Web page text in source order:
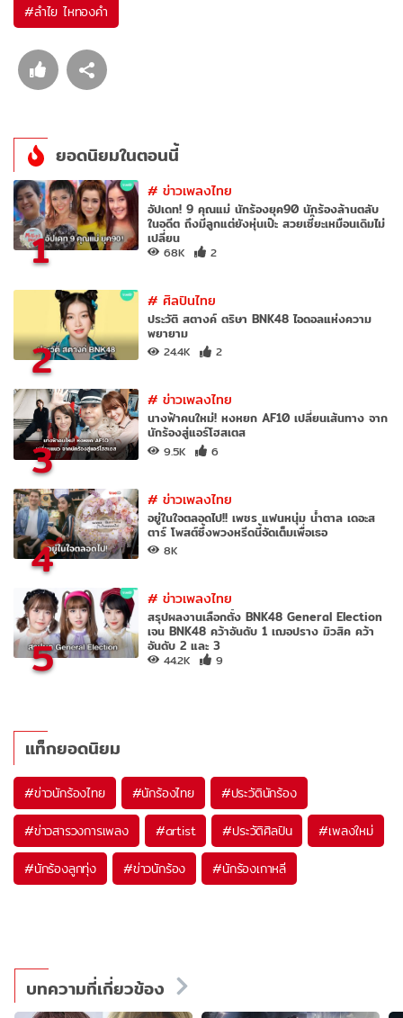
#ลำไย ไหทองคำ
ยอดนิยมในตอนนี้
1
#ข่าวเพลงไทย
อัปเดท! 9 คุณแม่ นักร้องยุค90 นักร้องล้านตลับ
ในอดีต ถึงมีลูกแต่ยังหุ่นเป๊ะ สวยเซี๊ยะเหมือนเดิมไม่
เปลี่ยน
68K 2
2
#ศิลปินไทย
ประวัติ สตางค์ ตริษา BNK48 ไอดอลแห่งความ
พยายาม
24.4K 2
3
#ข่าวเพลงไทย
นางฟ้าคนใหม่! หงหยก AF10 เปลี่ยนเส้นทาง จาก
นักร้องสู่แอร์โฮสเตส
9.5K 6
4
#ข่าวเพลงไทย
อยู่ในใจตลอดไป!! เพชร แฟนหนุ่ม น้ำตาล เดอะส
ตาร์ โพสต์ซึ้งพวงหรีดนี้จัดเต็มเพื่อเธอ
8K
5
#ข่าวเพลงไทย
สรุปผลงานเลือกตั้ง BNK48 General Election
เจน BNK48 คว้าอันดับ 1 เฌอปราง มิวสิค คว้า
อันดับ 2 และ 3
44.2K 9
แท็กยอดนิยม
#ข่าวนักร้องไทย #นักร้องไทย #ประวัตินักร้อง
#ข่าวสารวงการเพลง #artist #ประวัติศิลปิน #เพลงใหม่
#นักร้องลูกทุ่ง #ข่าวนักร้อง #นักร้องเกาหลี
บทความที่เกี่ยวข้อง